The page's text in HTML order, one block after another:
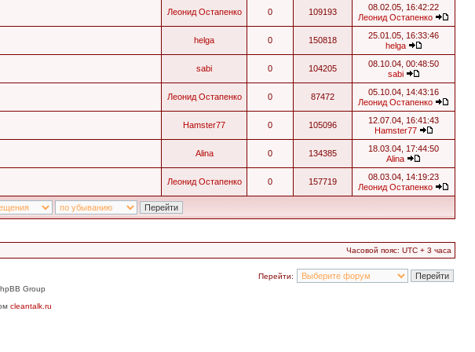
Леонид Остапенко 0 109193
08.02.05, 16:42:22
Леонид Остапенко
helga 0 150818
25.01.05, 16:33:46
helga
sabi 0 104205
08.10.04, 00:48:50
sabi
Леонид Остапенко 0 87472
05.10.04, 14:43:16
Леонид Остапенко
Hamster77 0 105096
12.07.04, 16:41:43
Hamster77
Alina 0 134385
18.03.04, 17:44:50
Alina
Леонид Остапенко 0 157719
08.03.04, 14:19:23
Леонид Остапенко
Часовой пояс: UTC + 3 часа
Перейти:
Group
cleantalk.ru